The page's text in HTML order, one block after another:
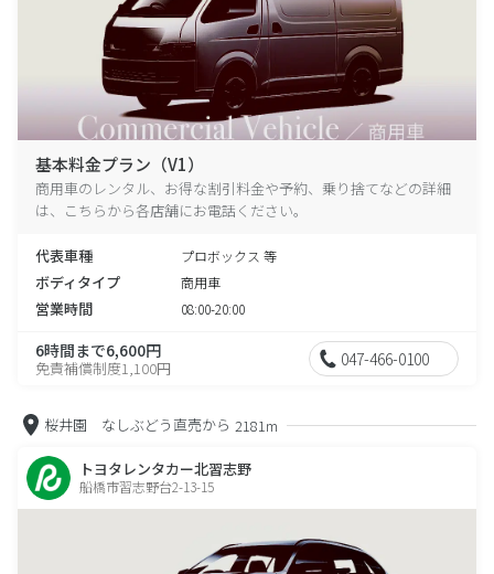
基本料金プラン（V1）
商用車のレンタル、お得な割引料金や予約、乗り捨てなどの詳細
は、こちらから各店舗にお電話ください。
代表車種 プロボックス 等
ボディタイプ 商用車
営業時間 08:00-20:00
6時間まで6,600円
免責補償制度1,100円 047-466-0100
桜井園 なしぶどう直売から 2181m
トヨタレンタカー北習志野
船橋市習志野台2-13-15